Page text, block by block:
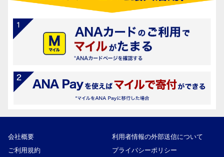
会社概要
利用者情報の外部送信について
ご利用規約
プライバシーポリシー